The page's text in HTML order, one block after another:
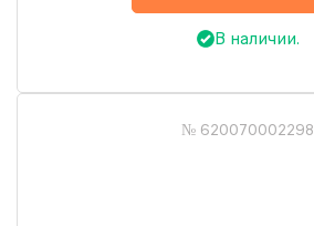
В наличии.
№ 620070002298